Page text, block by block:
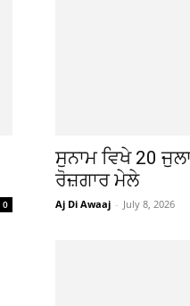
0
ਸੁਨਾਮ ਵਿਖੇ 20
ਰੋਜ਼ਗਾਰ ਮੇਲੇ
Aj Di Awaaj - July 8, 2026